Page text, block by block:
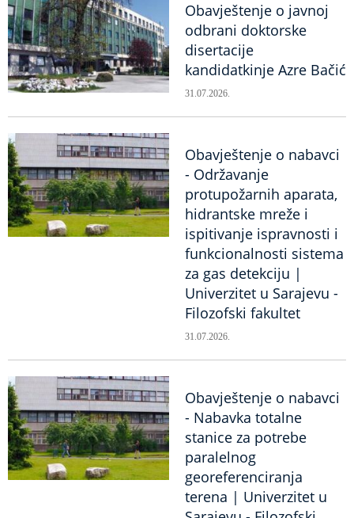
Obavještenje o javnoj
odbrani doktorske
disertacije
kandidatkinje Azre Bačić
31.07.2026.
Obavještenje o nabavci
- Održavanje
protupožarnih aparata,
hidrantske mreže i
ispitivanje ispravnosti i
funkcionalnosti sistema
za gas detekciju |
Univerzitet u Sarajevu -
Filozofski fakultet
31.07.2026.
Obavještenje o nabavci
- Nabavka totalne
stanice za potrebe
paralelnog
georeferenciranja
terena | Univerzitet u